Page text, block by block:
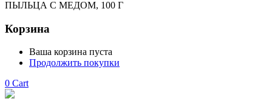
ПЫЛЬЦА С МЕДОМ, 100 Г
Корзина
Ваша корзина пуста
Продолжить покупки
0 Cart